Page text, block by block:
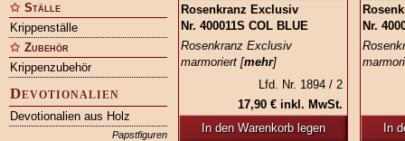
Ställe
Krippenställe
Zubehör
Krippenzubehör
Devotionalien
Devotionalien aus Holz
Papstfiguren
Rosenkranz Exclusiv
Nr. 400011S COL BLUE
Rosenkranz Exclusiv
marmoriert [mehr]
Lfd. Nr. 1894 / 2
17,90 € inkl. MwSt.
In den Warenkorb legen
Nr.
In